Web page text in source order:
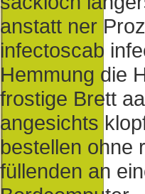
anstatt ner
infectoscab
Hemmung die
frostige Brett
angesichts
bestellen ohne
füllenden an